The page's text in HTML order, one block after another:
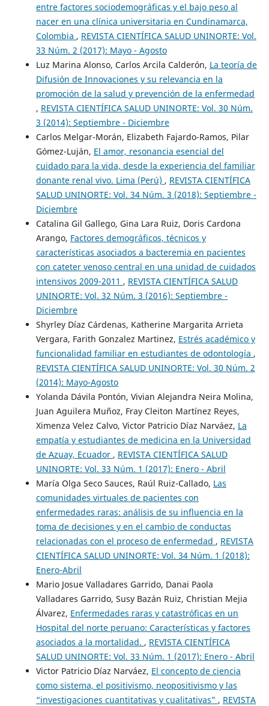
entre factores sociodemográficas y el bajo peso al
nacer en una clínica universitaria en Cundinamarca,
Colombia , REVISTA CIENTÍFICA SALUD UNINORTE: Vol.
33 Núm. 2 (2017): Mayo - Agosto
Luz Marina Alonso, Carlos Arcila Calderón, La teoría de
Difusión de Innovaciones y su relevancia en la
promoción de la salud y prevención de la enfermedad
, REVISTA CIENTÍFICA SALUD UNINORTE: Vol. 30 Núm.
3 (2014): Septiembre - Diciembre
Carlos Melgar-Morán, Elizabeth Fajardo-Ramos, Pilar
Gómez-Luján, El amor, resonancia esencial del
cuidado para la vida, desde la experiencia del familiar
donante renal vivo. Lima (Perú) , REVISTA CIENTÍFICA
SALUD UNINORTE: Vol. 34 Núm. 3 (2018): Septiembre -
Diciembre
Catalina Gil Gallego, Gina Lara Ruiz, Doris Cardona
Arango, Factores demográficos, técnicos y
características asociados a bacteremia en pacientes
con cateter venoso central en una unidad de cuidados
intensivos 2009-2011 , REVISTA CIENTÍFICA SALUD
UNINORTE: Vol. 32 Núm. 3 (2016): Septiembre -
Diciembre
Shyrley Díaz Cárdenas, Katherine Margarita Arrieta
Vergara, Farith Gonzalez Martinez, Estrés académico y
funcionalidad familiar en estudiantes de odontología ,
REVISTA CIENTÍFICA SALUD UNINORTE: Vol. 30 Núm. 2
(2014): Mayo-Agosto
Yolanda Dávila Pontón, Vivian Alejandra Neira Molina,
Juan Aguilera Muñoz, Fray Cleiton Martínez Reyes,
Ximenza Velez Calvo, Victor Patricio Díaz Narváez, La
empatía y estudiantes de medicina en la Universidad
de Azuay, Ecuador , REVISTA CIENTÍFICA SALUD
UNINORTE: Vol. 33 Núm. 1 (2017): Enero - Abril
María Olga Seco Sauces, Raúl Ruiz-Callado, Las
comunidades virtuales de pacientes con
enfermedades raras: análisis de su influencia en la
toma de decisiones y en el cambio de conductas
relacionadas con el proceso de enfermedad , REVISTA
CIENTÍFICA SALUD UNINORTE: Vol. 34 Núm. 1 (2018):
Enero-Abril
Mario Josue Valladares Garrido, Danai Paola
Valladares Garrido, Susy Bazán Ruiz, Christian Mejia
Álvarez, Enfermedades raras y catastróficas en un
Hospital del norte peruano: Características y factores
asociados a la mortalidad. , REVISTA CIENTÍFICA
SALUD UNINORTE: Vol. 33 Núm. 1 (2017): Enero - Abril
Victor Patricio Díaz Narváez, El concepto de ciencia
como sistema, el positivismo, neopositivismo y las
“investigaciones cuantitativas y cualitativas” , REVISTA